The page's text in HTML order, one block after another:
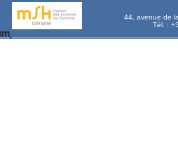
44, avenue de
Tél. :